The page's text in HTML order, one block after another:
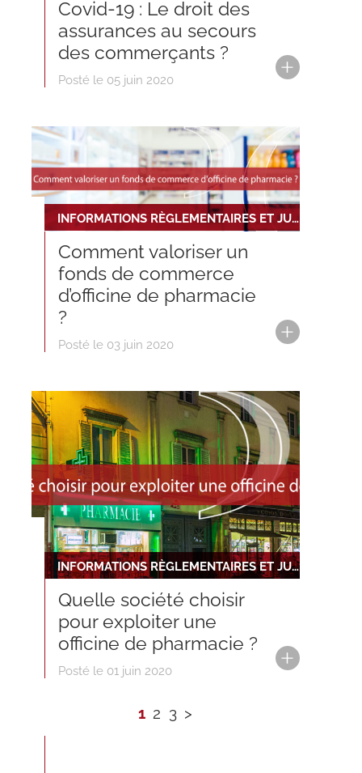
Covid-19 : Le droit des
assurances au secours
des commerçants ?
Posté le 05 juin 2020
INFORMATIONS RÈGLEMENTAIRES ET JURIDIQUES
Comment valoriser un
fonds de commerce
d’officine de pharmacie
?
Posté le 03 juin 2020
INFORMATIONS RÈGLEMENTAIRES ET JURIDIQUES
Quelle société choisir
pour exploiter une
officine de pharmacie ?
Posté le 01 juin 2020
1 2 3 >